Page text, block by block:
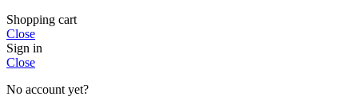
Shopping cart
Close
Sign in
Close
No account yet?